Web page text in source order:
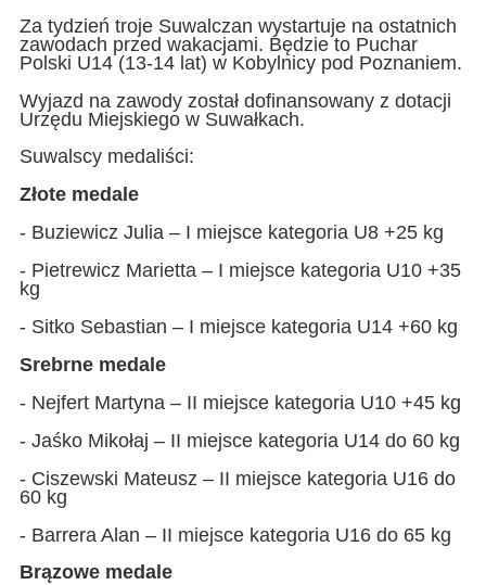
Za tydzień troje Suwalczan wystartuje na ostatnich
zawodach przed wakacjami. Będzie to Puchar
Polski U14 (13-14 lat) w Kobylnicy pod Poznaniem.
Wyjazd na zawody został dofinansowany z dotacji
Urzędu Miejskiego w Suwałkach.
Suwalscy medaliści:
Złote medale
- Buziewicz Julia – I miejsce kategoria U8 +25 kg
- Pietrewicz Marietta – I miejsce kategoria U10 +35
kg
- Sitko Sebastian – I miejsce kategoria U14 +60 kg
Srebrne medale
- Nejfert Martyna – II miejsce kategoria U10 +45 kg
- Jaśko Mikołaj – II miejsce kategoria U14 do 60 kg
- Ciszewski Mateusz – II miejsce kategoria U16 do
60 kg
- Barrera Alan – II miejsce kategoria U16 do 65 kg
Brązowe medale